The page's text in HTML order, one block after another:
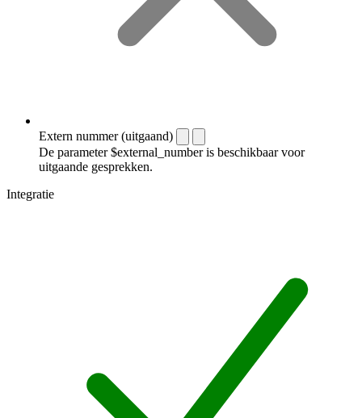
Extern nummer (uitgaand)
De parameter $external_number is beschikbaar voor
uitgaande gesprekken.
Integratie